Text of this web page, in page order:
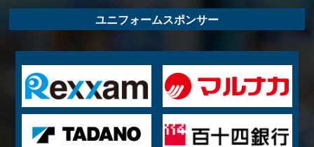
ユニフォームスポンサー